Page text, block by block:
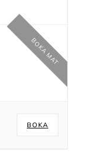
Musik!
BOKA MAT
BOKA